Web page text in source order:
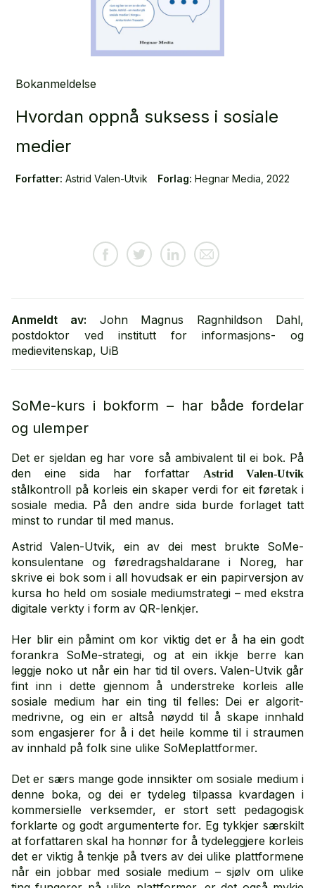
Bokanmeldelse
Hvordan oppnå suksess i sosiale
medier
Forfatter: Astrid Valen­-Utvik Forlag: Hegnar Media, 2022
Anmeldt av:
John Magnus Ragnhildson Dahl,
postdoktor ved institutt for informasjons- og
medievitenskap, UiB
SoMe-kurs i bokform – har både fordelar
og ulemper
Det er sjeldan eg har vore så ambivalent til ei bok. På
den eine sida har forfattar
Astrid Valen­-Utvik
stålkontroll på korleis ein skaper verdi for eit føretak i
sosiale media. På den andre sida burde forlaget tatt
minst to rundar til med manus.
Astrid Valen-Utvik, ein av dei mest brukte SoMe­-
konsulen­tane og føredragshaldarane i Noreg, har
skrive ei bok som i all hovudsak er ein papir­versjon av
kursa ho held om sosiale medium­strategi – med ekstra
digitale verkty i form av QR­-lenkjer.
Her blir ein påmint om kor viktig det er å ha ein godt
forankra SoMe­-strategi, og at ein ikkje berre kan
leggje noko ut når ein har tid til overs. Valen­-Utvik går
fint inn i dette gjennom å understreke korleis alle
sosiale medium har ein ting til felles: Dei er algorit­
medrivne, og ein er altså nøydd til å skape innhald
som enga­sjerer for å i det heile komme til i straumen
av innhald på folk sine ulike SoMe­plattformer.
Det er særs mange gode innsikter om sosiale medium i
denne boka, og dei er tydeleg tilpassa kvardagen i
kommer­sielle verksemder, er stort sett pedagogisk
forklarte og godt argumenterte for. Eg tykkjer særskilt
at forfattaren skal ha honnør for å tydeleggjere kor­leis
det er viktig å tenkje på tvers av dei ulike plattforme­ne
når ein jobbar med sosiale medium – sjølv om ulike